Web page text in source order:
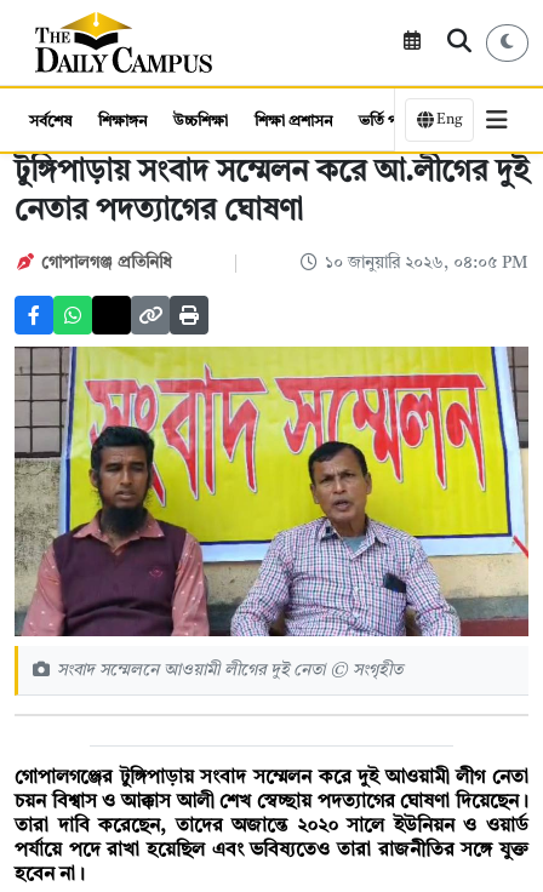
সর্বশেষ শিক্ষাঙ্গন উচ্চশিক্ষা শিক্ষা প্রশাসন ভর্তি পরীক্ষা কর্মসংস্থান
Eng
টুঙ্গিপাড়ায় সংবাদ সম্মেলন করে আ.লীগের দুই
নেতার পদত্যাগের ঘোষণা
গোপালগঞ্জ প্রতিনিধি ১০ জানুয়ারি ২০২৬, ০৪:০৫ PM
সংবাদ সম্মেলনে আওয়ামী লীগের দুই নেতা © সংগৃহীত
গোপালগঞ্জের টুঙ্গিপাড়ায় সংবাদ সম্মেলন করে দুই আওয়ামী লীগ নেতা
চয়ন বিশ্বাস ও আক্কাস আলী শেখ স্বেচ্ছায় পদত্যাগের ঘোষণা দিয়েছেন।
তারা দাবি করেছেন, তাদের অজান্তে ২০২০ সালে ইউনিয়ন ও ওয়ার্ড
পর্যায়ে পদে রাখা হয়েছিল এবং ভবিষ্যতেও তারা রাজনীতির সঙ্গে যুক্ত
হবেন না।